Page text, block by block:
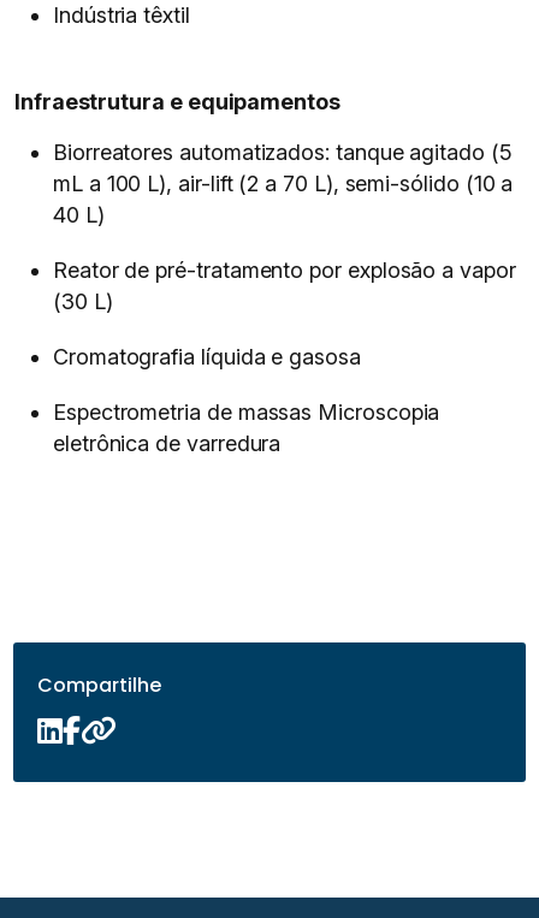
Indústria têxtil
Infraestrutura e equipamentos
Biorreatores automatizados: tanque agitado (5
mL a 100 L), air-lift (2 a 70 L), semi-sólido (10 a
40 L)
Reator de pré-tratamento por explosão a vapor
(30 L)
Cromatografia líquida e gasosa
Espectrometria de massas Microscopia
eletrônica de varredura
Compartilhe